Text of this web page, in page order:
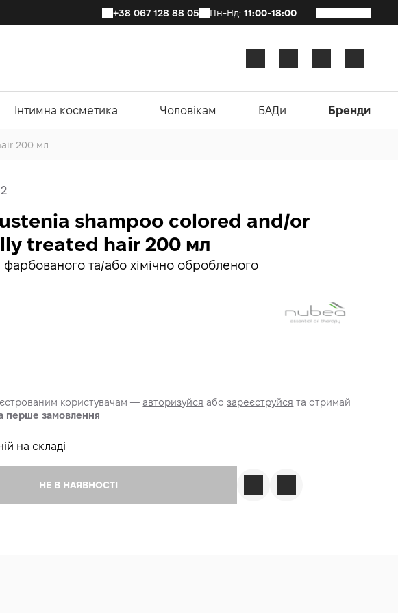
+38 067 128 88 05 Пн-Нд: 11:00-18:00
Інтимна косметика Чоловікам БАДи Бренди
200 мл
та/або хімічно обробленого
shampoo colored and/or
treated hair 200 мл
користувачам —авторизуйся абозареєструйся та отримай
перше замовлення
на складі
НЕ В НАЯВНОСТІ